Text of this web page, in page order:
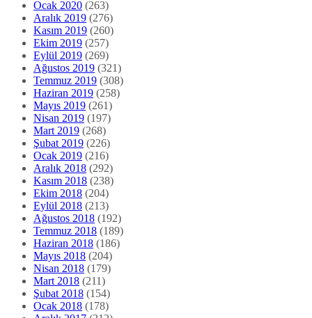
Ocak 2020 (263)
Aralık 2019 (276)
Kasım 2019 (260)
Ekim 2019 (257)
Eylül 2019 (269)
Ağustos 2019 (321)
Temmuz 2019 (308)
Haziran 2019 (258)
Mayıs 2019 (261)
Nisan 2019 (197)
Mart 2019 (268)
Şubat 2019 (226)
Ocak 2019 (216)
Aralık 2018 (292)
Kasım 2018 (238)
Ekim 2018 (204)
Eylül 2018 (213)
Ağustos 2018 (192)
Temmuz 2018 (189)
Haziran 2018 (186)
Mayıs 2018 (204)
Nisan 2018 (179)
Mart 2018 (211)
Şubat 2018 (154)
Ocak 2018 (178)